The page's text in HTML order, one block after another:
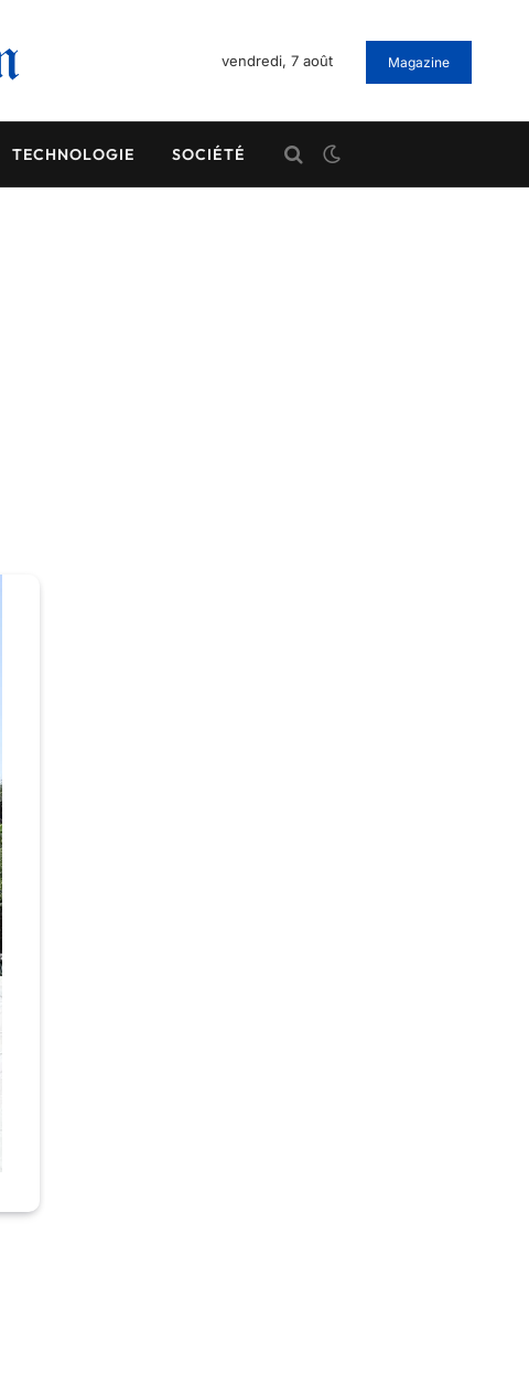
vendredi, 7 août Magazine
TECHNOLOGIE SOCIÉTÉ